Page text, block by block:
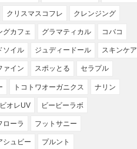
クリスマスコフレ クレンジング
グカフェ グラマティカル コバコ
ソイル ジュディードール スキンケア
ァイン スポッとる セラプル
トコトワオーガニクス ナリン
ビオレUV ビービーラボ
ローラ フットサニー
シュビー プルント